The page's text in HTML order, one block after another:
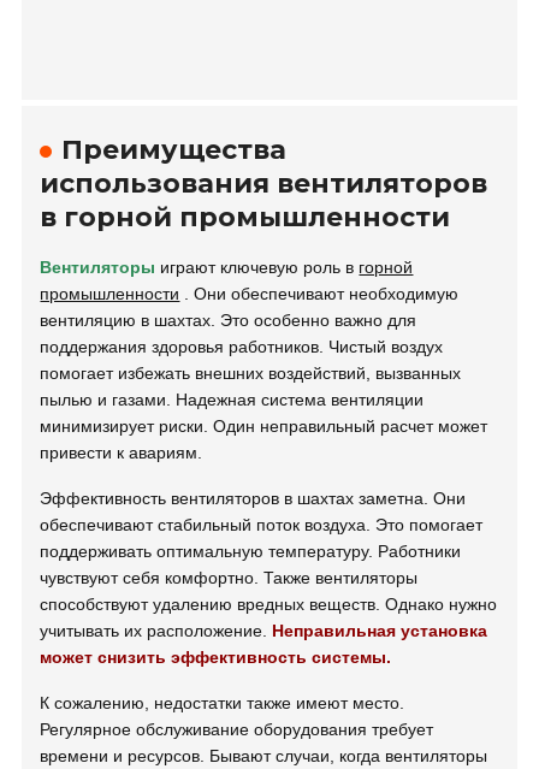
Преимущества
использования вентиляторов
в горной промышленности
Вентиляторы играют ключевую роль в горной
промышленности . Они обеспечивают необходимую
вентиляцию в шахтах. Это особенно важно для
поддержания здоровья работников. Чистый воздух
помогает избежать внешних воздействий, вызванных
пылью и газами. Надежная система вентиляции
минимизирует риски. Один неправильный расчет может
привести к авариям.
Эффективность вентиляторов в шахтах заметна. Они
обеспечивают стабильный поток воздуха. Это помогает
поддерживать оптимальную температуру. Работники
чувствуют себя комфортно. Также вентиляторы
способствуют удалению вредных веществ. Однако нужно
учитывать их расположение. Неправильная установка
может снизить эффективность системы.
К сожалению, недостатки также имеют место.
Регулярное обслуживание оборудования требует
времени и ресурсов. Бывают случаи, когда вентиляторы